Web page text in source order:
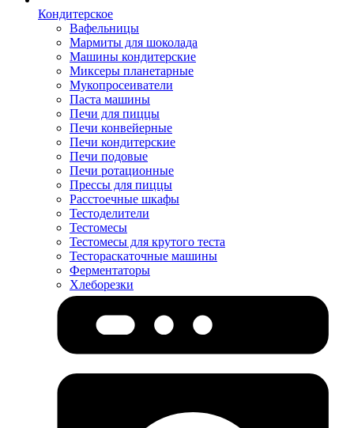
Кондитерское
Вафельницы
Мармиты для шоколада
Машины кондитерские
Миксеры планетарные
Мукопросеиватели
Паста машины
Печи для пиццы
Печи конвейерные
Печи кондитерские
Печи подовые
Печи ротационные
Прессы для пиццы
Расстоечные шкафы
Тестоделители
Тестомесы
Тестомесы для крутого теста
Тестораскаточные машины
Ферментаторы
Хлеборезки